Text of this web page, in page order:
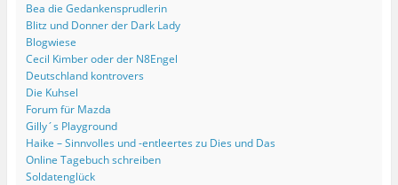
Bea die Gedankensprudlerin
Blitz und Donner der Dark Lady
Blogwiese
Cecil Kimber oder der N8Engel
Deutschland kontrovers
Die Kuhsel
Forum für Mazda
Gilly´s Playground
Haike – Sinnvolles und -entleertes zu Dies und Das
Online Tagebuch schreiben
Soldatenglück